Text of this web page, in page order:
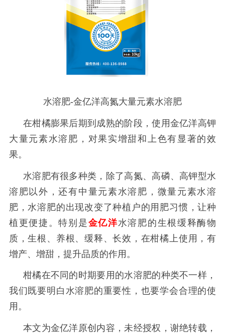
水溶肥-金亿洋高氮大量元素水溶肥
在柑橘膨果后期到成熟的阶段，使用金亿洋高钾
大量元素水溶肥，对果实增甜和上色有显著的效
果。
水溶肥有很多种类，除了高氮、高磷、高钾型水
溶肥以外，还有中量元素水溶肥，微量元素水溶
肥，水溶肥的出现改变了种植户的用肥习惯，让种
植更便捷。特别是金亿洋水溶肥的生根缓释酶物
质，生根、养根、缓释、长效，在柑橘上使用，有
增产、增甜，提升品质的作用。
柑橘在不同的时期要用的水溶肥的种类不一样，
我们既要明白水溶肥的重要性，也要学会合理的使
用。
本文为金亿洋原创内容，未经授权，谢绝转载，